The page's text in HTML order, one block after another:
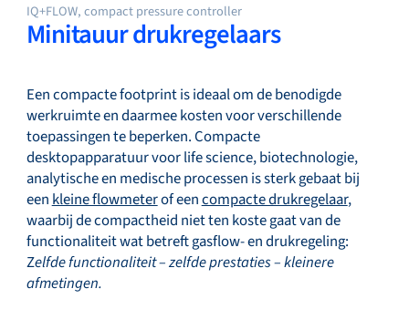
Minitauur drukregelaars
Een compacte footprint is ideaal om de benodigde
werkruimte en daarmee kosten voor verschillende
toepassingen te beperken. Compacte
desktopapparatuur voor life science, biotechnologie,
analytische en medische processen is sterk gebaat bij
eenkleine flowmeterof eencompacte drukregelaar,
waarbij de compactheid niet ten koste gaat van de
functionaliteit wat betreft gasflow- en drukregeling:
Zelfde functionaliteit – zelfde prestaties – kleinere
afmetingen.
IQ+FLOW, compact pressure controller